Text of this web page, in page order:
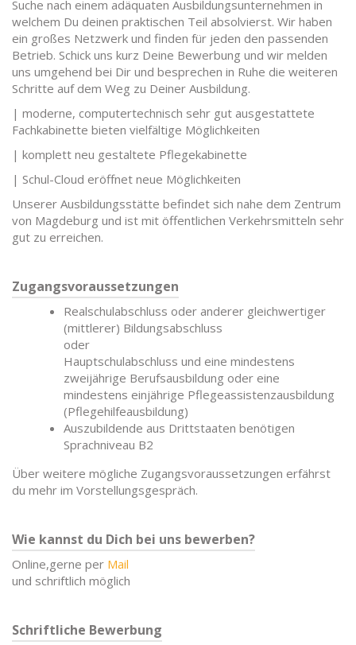
Suche nach einem adäquaten Ausbildungsunternehmen in
welchem Du deinen praktischen Teil absolvierst. Wir haben
ein großes Netzwerk und finden für jeden den passenden
Betrieb. Schick uns kurz Deine Bewerbung und wir melden
uns umgehend bei Dir und besprechen in Ruhe die weiteren
Schritte auf dem Weg zu Deiner Ausbildung.
| moderne, computertechnisch sehr gut ausgestattete
Fachkabinette bieten vielfältige Möglichkeiten
| komplett neu gestaltete Pflegekabinette
| Schul-Cloud eröffnet neue Möglichkeiten
Unserer Ausbildungsstätte befindet sich nahe dem Zentrum
von Magdeburg und ist mit öffentlichen Verkehrsmitteln sehr
gut zu erreichen.
Zugangsvoraussetzungen
Realschulabschluss oder anderer gleichwertiger
(mittlerer) Bildungsabschluss
oder
Hauptschulabschluss und eine mindestens
zweijährige Berufsausbildung oder eine
mindestens einjährige Pflegeassistenzausbildung
(Pflegehilfeausbildung)
Auszubildende aus Drittstaaten benötigen
Sprachniveau B2
Über weitere mögliche Zugangsvoraussetzungen erfährst
du mehr im Vorstellungsgespräch.
Wie kannst du Dich bei uns bewerben?
Online,gerne per Mail
und schriftlich möglich
Schriftliche Bewerbung